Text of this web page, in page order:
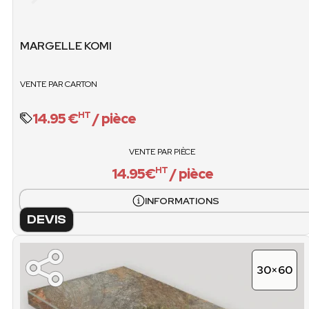
MARGELLE KOMI
VENTE PAR CARTON
14.95 €HT / pièce
VENTE PAR PIÈCE
14.95€HT/ pièce
INFORMATIONS
DEVIS
14.95€ / pièce
30×60